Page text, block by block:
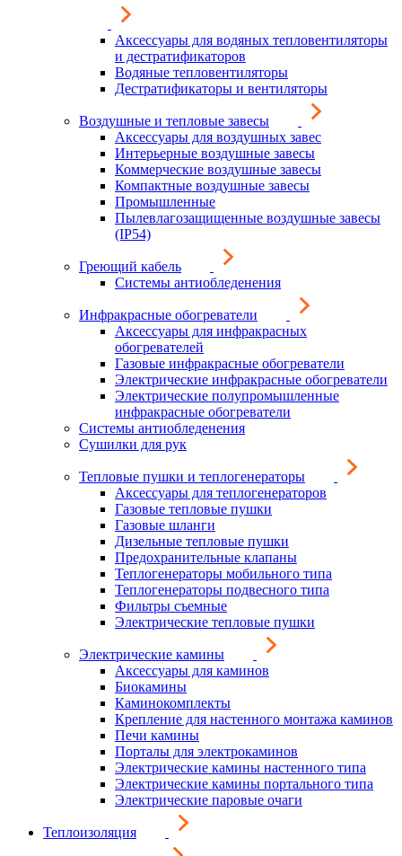
Аксессуары для водяных тепловентиляторы
и дестратификаторов
Водяные тепловентиляторы
Дестратификаторы и вентиляторы
Воздушные и тепловые завесы
Аксессуары для воздушных завес
Интерьерные воздушные завесы
Коммерческие воздушные завесы
Компактные воздушные завесы
Промышленные
Пылевлагозащищенные воздушные завесы
(IP54)
Греющий кабель
Системы антиобледенения
Инфракрасные обогреватели
Аксессуары для инфракрасных
обогревателей
Газовые инфракрасные обогреватели
Электрические инфракрасные обогреватели
Электрические полупромышленные
инфракрасные обогреватели
Системы антиобледенения
Сушилки для рук
Тепловые пушки и теплогенераторы
Аксессуары для теплогенераторов
Газовые тепловые пушки
Газовые шланги
Дизельные тепловые пушки
Предохранительные клапаны
Теплогенераторы мобильного типа
Теплогенераторы подвесного типа
Фильтры съемные
Электрические тепловые пушки
Электрические камины
Аксессуары для каминов
Биокамины
Каминокомплекты
Крепление для настенного монтажа каминов
Печи камины
Порталы для электрокаминов
Электрические камины настенного типа
Электрические камины портального типа
Электрические паровые очаги
Теплоизоляция